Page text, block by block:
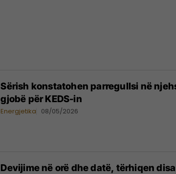
Sërish konstatohen parregullsi në
gjobë për KEDS-in
Energjetika 08/05/2026
Devijime në orë dhe datë, tërhiqen